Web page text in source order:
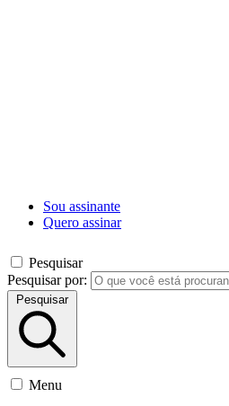
Sou assinante
Quero assinar
Pesquisar
Pesquisar por:
Pesquisar
Menu